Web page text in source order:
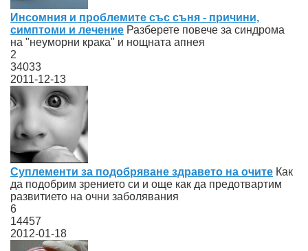
Инсомния и проблемите със съня - причини,
симптоми и лечение Разберете повече за синдрома
на "неуморни крака" и нощната апнея
2
34033
2011-12-13
Суплементи за подобряване здравето на очите Как
да подобрим зрението си и още как да предотвартим
развитието на очни заболявания
6
14457
2012-01-18